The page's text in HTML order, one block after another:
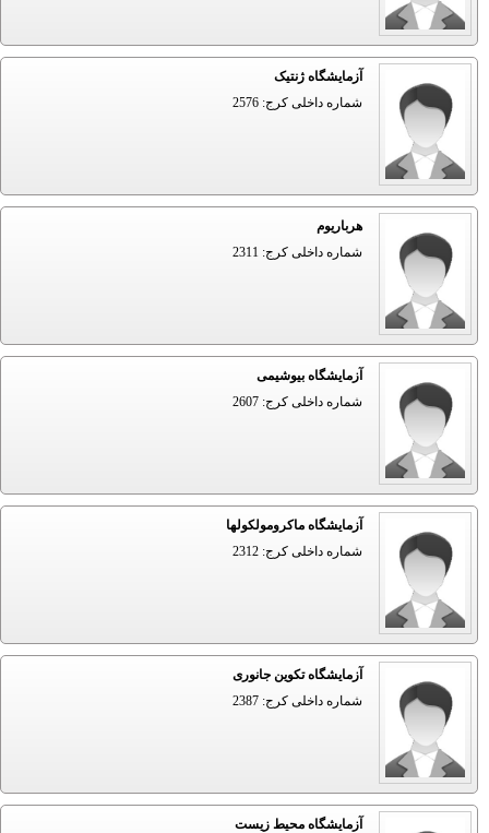
آزمایشگاه ژنتیک
شماره داخلی کرج: 2576
هرباریوم
شماره داخلی کرج: 2311
آزمایشگاه بیوشیمی
شماره داخلی کرج: 2607
آزمایشگاه ماکرومولکولها
شماره داخلی کرج: 2312
آزمایشگاه تکوین جانوری
شماره داخلی کرج: 2387
آزمایشگاه محیط زیست